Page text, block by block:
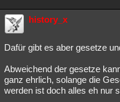
history_x
Dafür gibt es aber gesetze
Abweichend der gesetze
ganz ehrlich, solange die
werden ist doch alles eh nur